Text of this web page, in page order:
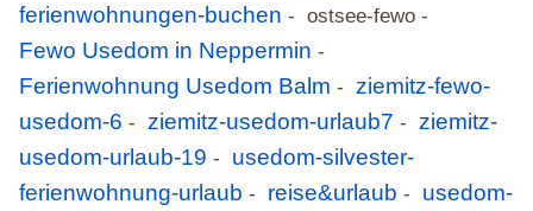
ferienwohnungen-buchen - ostsee-fewo -
Fewo Usedom in Neppermin -
Ferienwohnung Usedom Balm - ziemitz-fewo-
usedom-6 - ziemitz-usedom-urlaub7 - ziemitz-
usedom-urlaub-19 - usedom-silvester-
ferienwohnung-urlaub - reise&urlaub - usedom-